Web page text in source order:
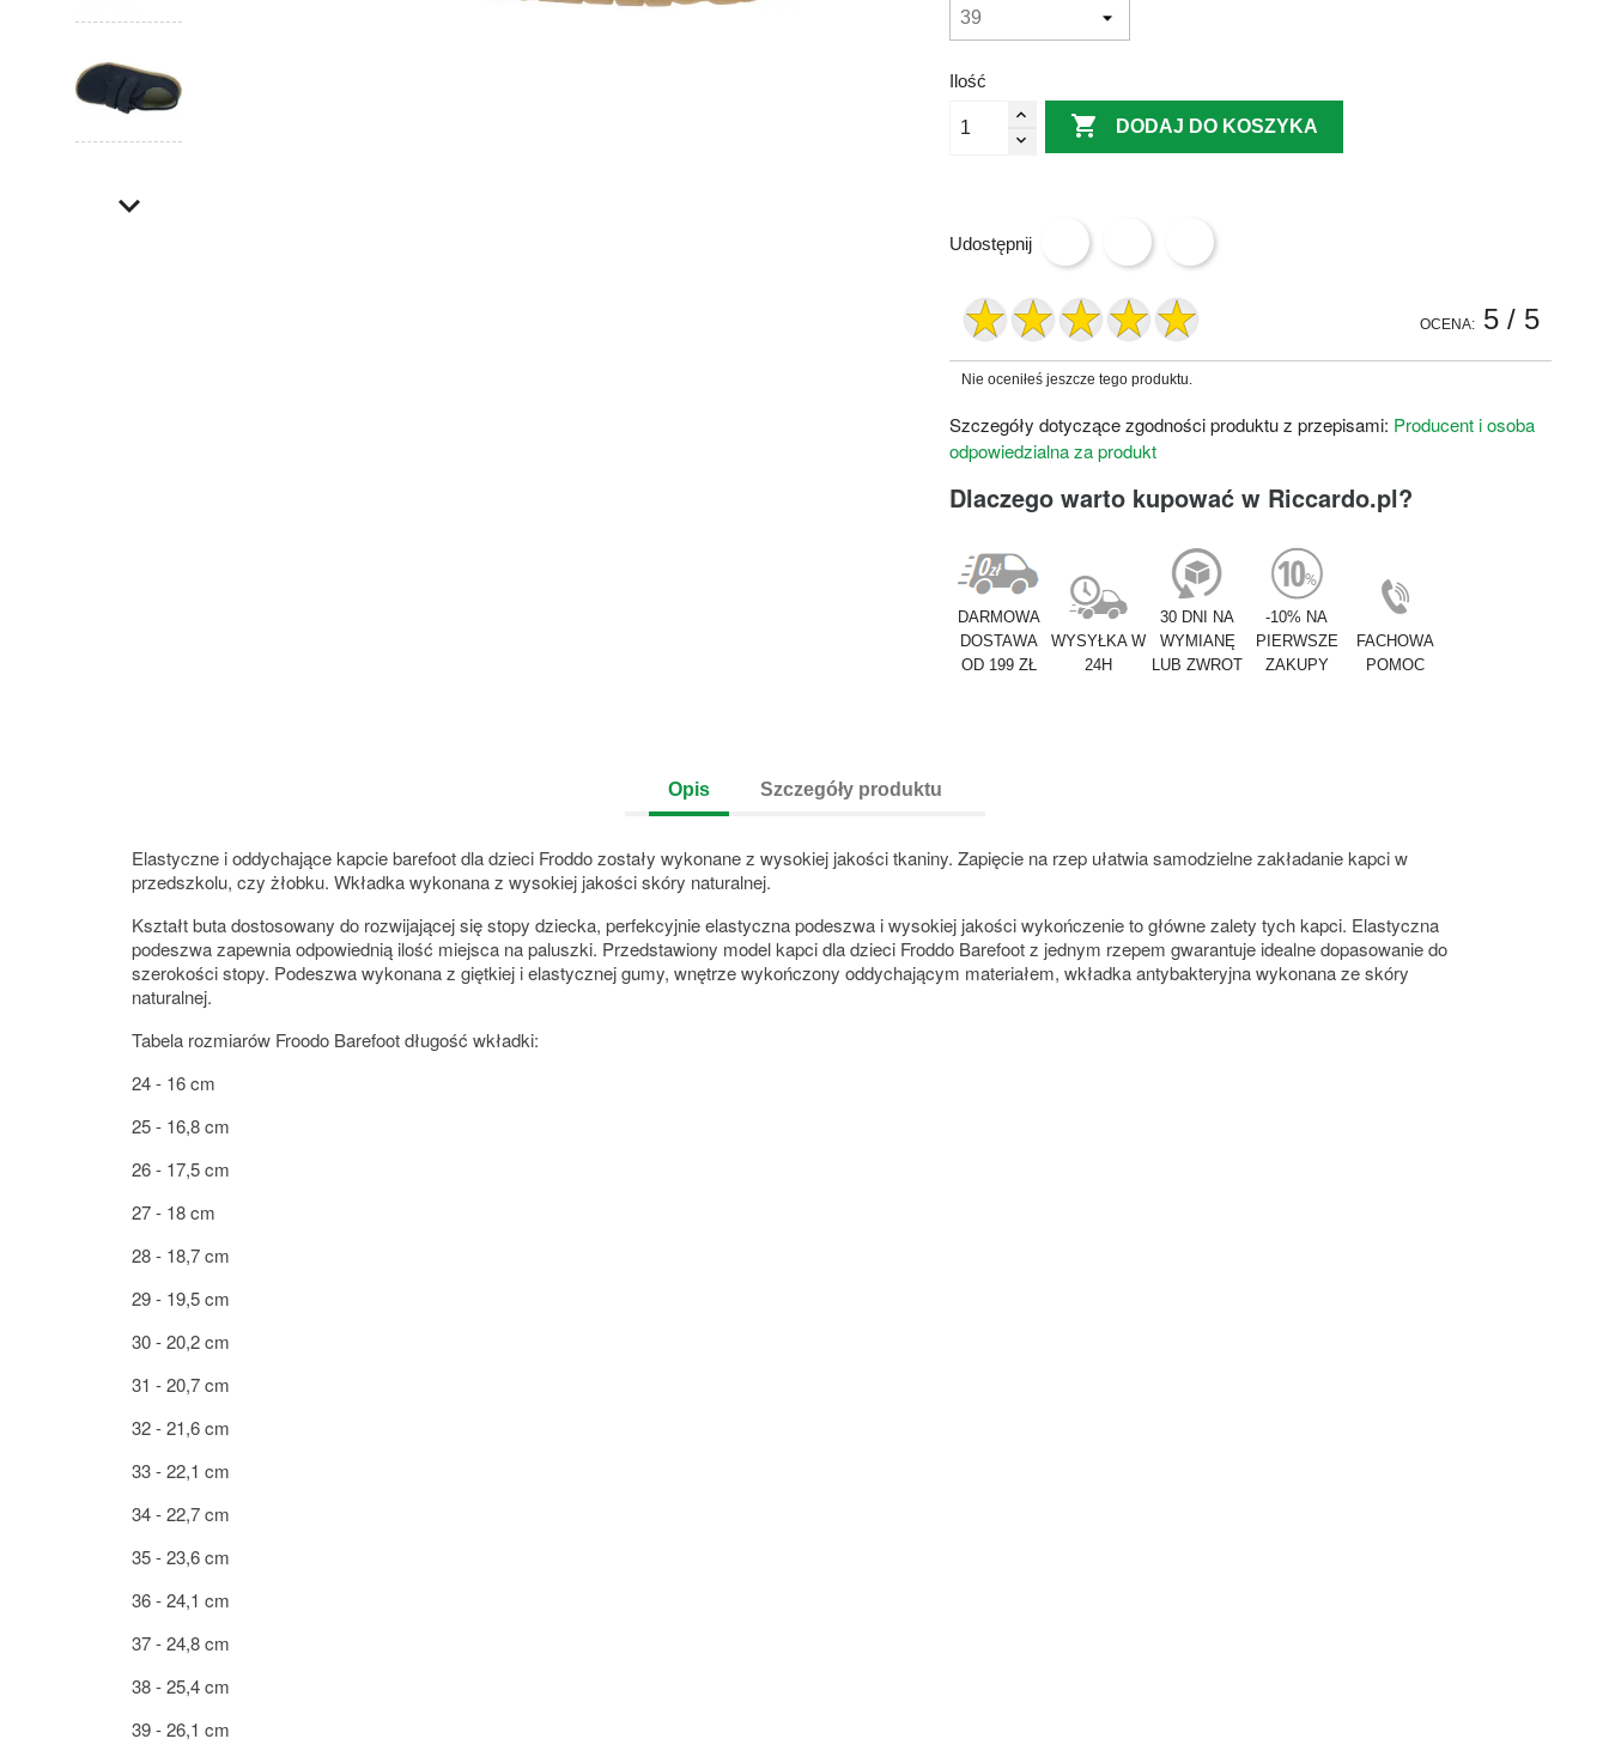
Ilość
 DODAJ DO KOSZYKA
Udostępnij
OCENA: 5/ 5
Nie oceniłeś jeszcze tego produktu.
Szczegóły dotyczące zgodności produktu z przepisami: Producent i osoba
odpowiedzialna za produkt
Dlaczego warto kupować w Riccardo.pl?
DARMOWA
DOSTAWA
OD 199 ZŁ
WYSYŁKA W
24H
30 DNI NA
WYMIANĘ
LUB ZWROT
-10% NA
PIERWSZE
ZAKUPY
FACHOWA
POMOC
Opis Szczegóły produktu
Elastyczne i oddychające kapcie barefoot dla dzieci Froddo zostały wykonane z wysokiej jakości tkaniny. Zapięcie na rzep ułatwia samodzielne zakładanie kapci w
przedszkolu, czy żłobku. Wkładka wykonana z wysokiej jakości skóry naturalnej.
Kształt buta dostosowany do rozwijającej się stopy dziecka, perfekcyjnie elastyczna podeszwa i wysokiej jakości wykończenie to główne zalety tych kapci. Elastyczna
podeszwa zapewnia odpowiednią ilość miejsca na paluszki. Przedstawiony model kapci dla dzieci Froddo Barefoot z jednym rzepem gwarantuje idealne dopasowanie do
szerokości stopy. Podeszwa wykonana z giętkiej i elastycznej gumy, wnętrze wykończony oddychającym materiałem, wkładka antybakteryjna wykonana ze skóry
naturalnej.
Tabela rozmiarów Froodo Barefoot długość wkładki:
24 - 16 cm
25 - 16,8 cm
26 - 17,5 cm
27 - 18 cm
28 - 18,7 cm
29 - 19,5 cm
30 - 20,2 cm
31 - 20,7 cm
32 - 21,6 cm
33 - 22,1 cm
34 - 22,7 cm
35 - 23,6 cm
36 - 24,1 cm
37 - 24,8 cm
38 - 25,4 cm
39 - 26,1 cm